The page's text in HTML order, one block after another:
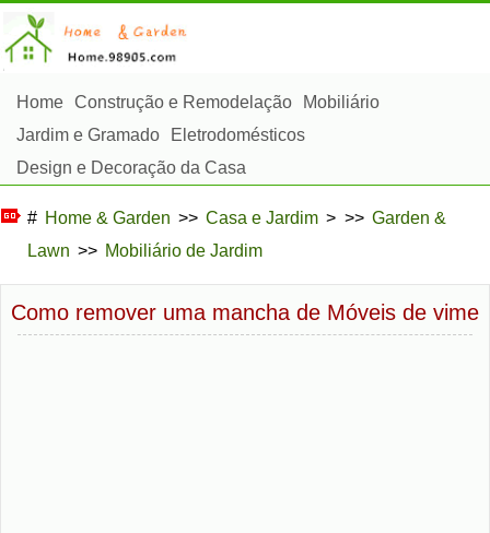
Home Construção e Remodelação
Mobiliário
Jardim e Gramado
Eletrodomésticos
Design e Decoração da Casa
# Home & Garden >> Casa e Jardim > >> Garden &
Lawn >> Mobiliário de Jardim
Como remover uma mancha de Móveis de vime